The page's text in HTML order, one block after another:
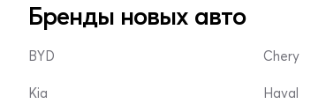
Бренды новых авто
BYD
Kia
Chery
Haval